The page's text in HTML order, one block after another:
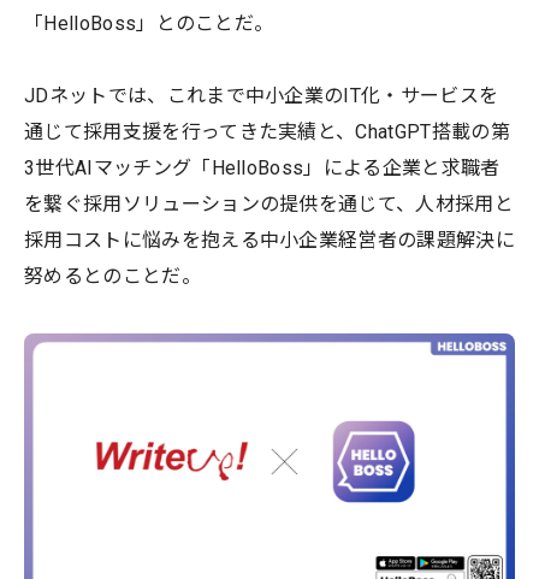
「HelloBoss」とのことだ。
JDネットでは、これまで中小企業のIT化・サービスを
通じて採用支援を行ってきた実績と、ChatGPT搭載の第
3世代AIマッチング「HelloBoss」による企業と求職者
を繋ぐ採用ソリューションの提供を通じて、人材採用と
採用コストに悩みを抱える中小企業経営者の課題解決に
努めるとのことだ。